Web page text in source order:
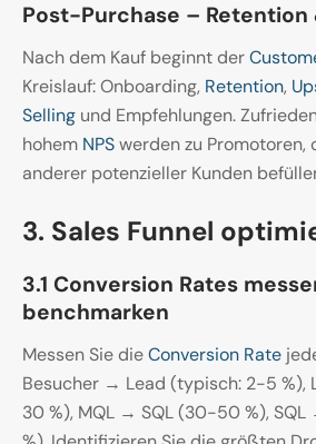
Post-Purchase – Retention
Nach dem Kauf beginnt der
Kreislauf: Onboarding, Retention,
Selling und Empfehlungen.
hohem NPSwerden zu Promotoren,
anderer potenzieller Kunden
3. Sales Funnel
3.1 Conversion Rates
benchmarken
Messen Sie dieConversion Rate
Besucher → Lead (typisch: 2-5 %),
30 %), MQL → SQL (30-50 %),